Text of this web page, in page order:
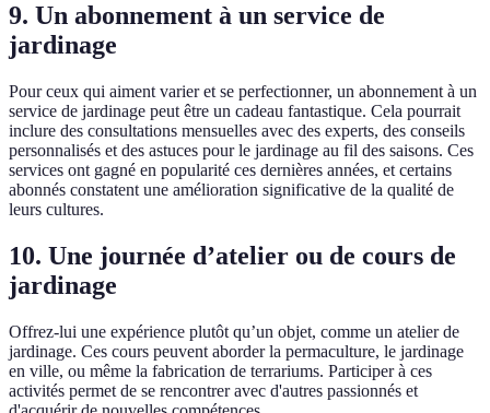
9. Un abonnement à un service de
jardinage
Pour ceux qui aiment varier et se perfectionner, un abonnement à un
service de jardinage peut être un cadeau fantastique. Cela pourrait
inclure des consultations mensuelles avec des experts, des conseils
personnalisés et des astuces pour le jardinage au fil des saisons. Ces
services ont gagné en popularité ces dernières années, et certains
abonnés constatent une amélioration significative de la qualité de
leurs cultures.
10. Une journée d’atelier ou de cours de
jardinage
Offrez-lui une expérience plutôt qu’un objet, comme un atelier de
jardinage. Ces cours peuvent aborder la permaculture, le jardinage
en ville, ou même la fabrication de terrariums. Participer à ces
activités permet de se rencontrer avec d'autres passionnés et